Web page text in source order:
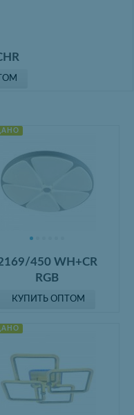
450 WH+CR
RGB
КУПИТЬ ОПТОМ